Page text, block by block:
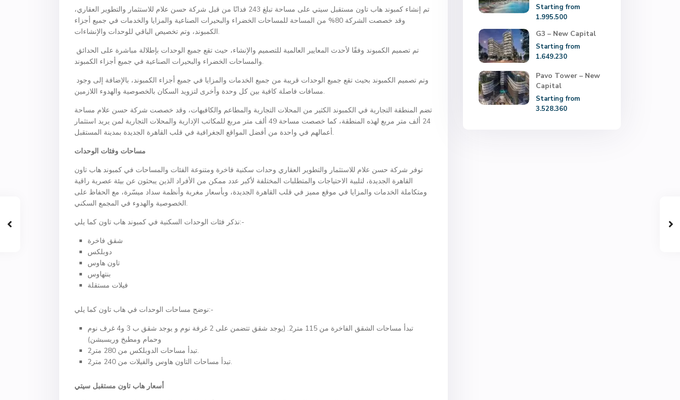
تم إنشاء كمبوند هاب تاون مستقبل سيتي على مساحة تبلغ 243 فدانًا من قبل شركة حسن علام للاستثمار والتطوير العقاري،
وقد خصصت الشركة 80% من المساحة للمساحات الخضراء والبحيرات الصناعية والمزايا والخدمات في جميع أجزاء
الكمبوند، وتم تخصيص الباقي للوحدات والإنشاءات.
والمساحات الخضراء والبحيرات الصناعية في جميع أجزاء الكمبوند.
مسافات فاصلة كافية بين كل وحدة وأخرى لتزويد السكان بالخصوصية والهدوء اللازمين.
تضم المنطقة التجارية في الكمبوند الكثير من المحلات التجارية والمطاعم والكافيهات، وقد خصصت شركة حسن علام مساحة
24 ألف متر مربع لهذه المنطقة، كما خصصت مساحة 49 ألف متر مربع للمكاتب الإدارية والمحلات التجارية لمن يريد استثمار
أعمالهم في واحدة من أفضل المواقع الجغرافية في قلب القاهرة الجديدة بمدينة المستقبل.
مساحات وفئات الوحدات
توفر شركة حسن علام للاستثمار والتطوير العقاري وحدات سكنية فاخرة ومتنوعة الفئات والمساحات في كمبوند هاب تاون
القاهرة الجديدة، لتلبية الاحتياجات والمتطلبات المختلفة لأكبر عدد ممكن من الأفراد الذين يبحثون عن بيئة عصرية راقية
ومتكاملة الخدمات والمزايا في موقع مميز في قلب القاهرة الجديدة، وبأسعار مغرية وأنظمة سداد ميسّرة، مع الحفاظ على
الخصوصية والهدوء في المجمع السكني.
نذكر فئات الوحدات السكنية في كمبوند هاب تاون كما يلي:-
شقق فاخرة
دوبلكس
تاون هاوس
بنتهاوس
فيلات مستقلة
نوضح مساحات الوحدات في هاب تاون كما يلي:-
تبدأ مساحات الشقق الفاخرة من 115 متر2. (يوجد شقق تتضمن على 2 غرفة نوم و يوجد شقق ب 3 و4 غرف نوم
وحمام ومطبخ وريسبشن)
تبدأ مساحات الدوبلكس من 280 متر2.
تبدأ مساحات التاون هاوس والفيلات من 240 متر2.
أسعار هاب تاون مستقبل سيتي
Starting from
1.995.500
G3 – New Capital
Starting from
1.649.230
Pavo Tower – New
Capital
Starting from
3.528.360